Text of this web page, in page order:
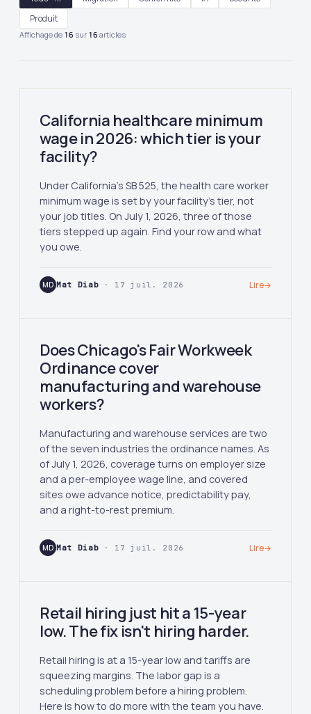
Produit
Affichage de 16 sur 16 articles
California healthcare minimum
wage in 2026: which tier is your
facility?
Under California's SB 525, the health care worker
minimum wage is set by your facility's tier, not
your job titles. On July 1, 2026, three of those
tiers stepped up again. Find your row and what
you owe.
MD Mat Diab · 17 juil. 2026 Lire→
Does Chicago's Fair Workweek
Ordinance cover
manufacturing and warehouse
workers?
Manufacturing and warehouse services are two
of the seven industries the ordinance names. As
of July 1, 2026, coverage turns on employer size
and a per-employee wage line, and covered
sites owe advance notice, predictability pay,
and a right-to-rest premium.
MD Mat Diab · 17 juil. 2026 Lire→
Retail hiring just hit a 15-year
low. The fix isn't hiring harder.
Retail hiring is at a 15-year low and tariffs are
squeezing margins. The labor gap is a
scheduling problem before a hiring problem.
Here is how to do more with the team you have.